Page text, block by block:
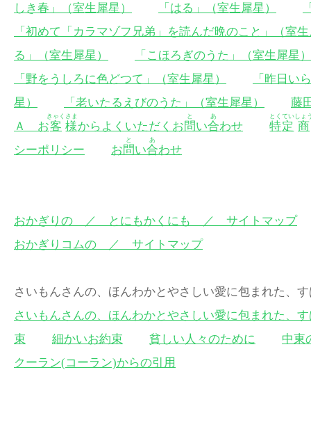
しき春」（室生犀星）
「はる」（室生犀星）
「初めて「カラマゾフ兄弟」を読んだ晩のこと」（室
る」（室生犀星）
「こほろぎのうた」（室生犀星）
「野をうしろに色どつて」（室生犀星）
「昨日い
星）
「老いたるえびのうた」（室生犀星）
藤
Ａ お客
きゃく
様
さま
からよくいただくお問
と
い合
あ
わせ 特
とく
定
てい
商
しょ
シーポリシー お問
と
い合
あ
わせ
おかぎりの ／ とにもかくにも ／ サイトマップ
おかぎりコムの ／ サイトマップ
さいもんさんの、ほんわかとやさしい愛に包まれた
さいもんさんの、ほんわかとやさしい愛に包まれた、
束
細かいお約束 貧しい人々のために
中東
クーラン(コーラン)からの引用